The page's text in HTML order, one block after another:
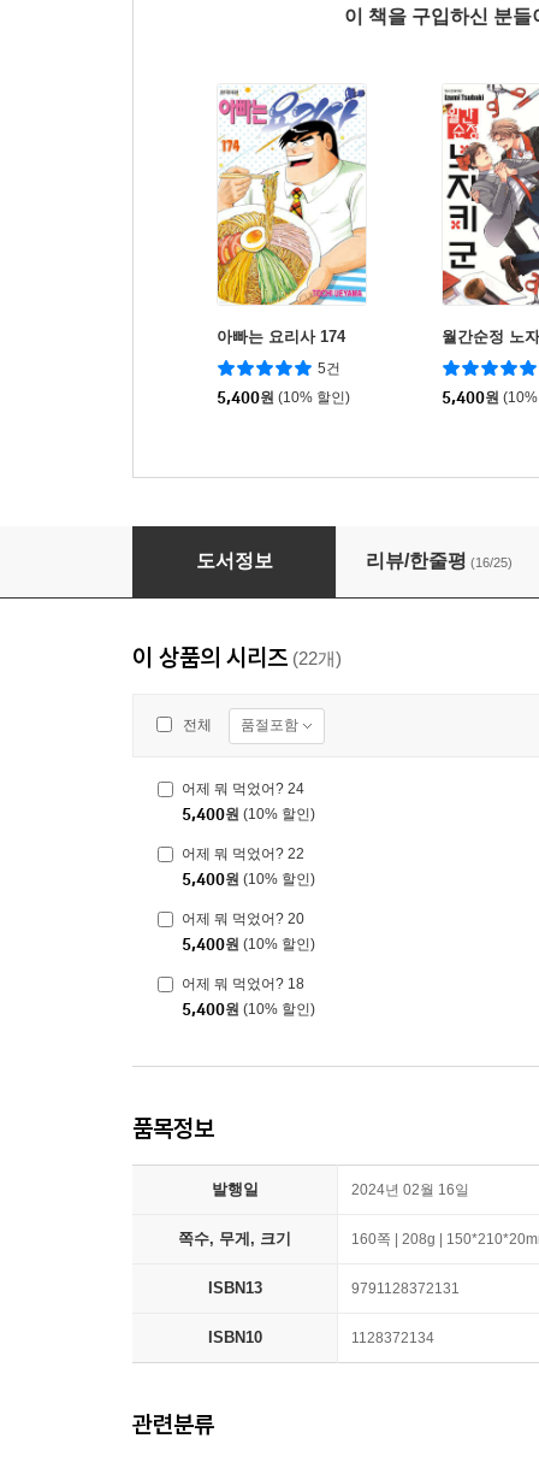
이 책을 구입하신 분
아빠는 요리사 174
5건
5,400원 (10% 할인)
월간순정 노
5,400원
어제 뭐 먹었어? 22
도서정보 리뷰/한줄평 (16/25)
이 상품의 시리즈 (22개)
전체 품절포함
어제 뭐 먹었어? 24
5,400원 (10% 할인)
어제 뭐 먹었어? 22
5,400원 (10% 할인)
어제 뭐 먹었어? 20
5,400원 (10% 할인)
어제 뭐 먹었어? 18
5,400원 (10% 할인)
품목정보
발행일 2024년 02월 16일
쪽수, 무게, 크기 160쪽 | 208g |
ISBN13 9791128372131
ISBN10 1128372134
관련분류